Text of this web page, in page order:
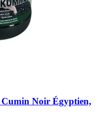
Cumin Noir Égyptien,